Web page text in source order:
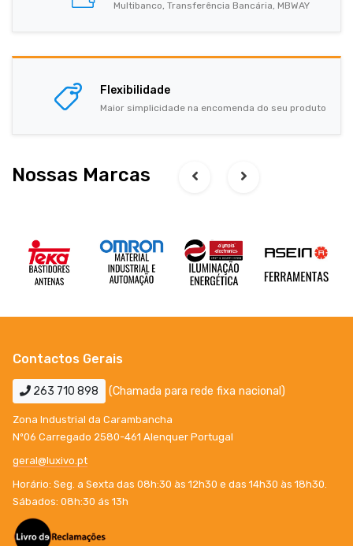
Multibanco, Transferência Bancária, MBWAY
Flexibilidade
Maior simplicidade na encomenda do seu produto
Nossas Marcas
Contactos Gerais
263 710 898 (Chamada para rede fixa nacional)
Zona Industrial da Carambancha
Nº06 Carregado 2580-461 Alenquer Portugal
geral@luxivo.pt
Horário: Seg. a Sexta das 08h:30 às 12h30 e das 14h30 às 18h30.
Sábados: 08h:30 ás 13h